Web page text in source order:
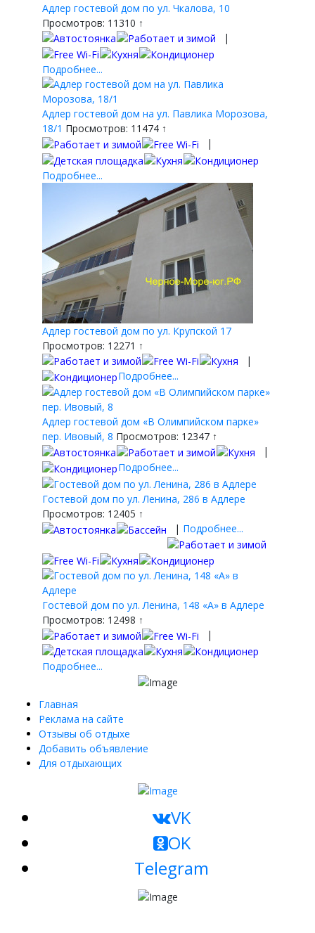
Адлер гостевой дом по ул. Чкалова, 10
Просмотров: 11310 ↑
|
Подробнее...
Адлер гостевой дом на ул. Павлика Морозова,
18/1 Просмотров: 11474 ↑
|
Подробнее...
Адлер гостевой дом по ул. Крупской 17
Просмотров: 12271 ↑
|
Подробнее...
Адлер гостевой дом «В Олимпийском парке»
пер. Ивовый, 8 Просмотров: 12347 ↑
|
Подробнее...
Гостевой дом по ул. Ленина, 286 в Адлере
Просмотров: 12405 ↑
| Подробнее...
Гостевой дом по ул. Ленина, 148 «А» в Адлере
Просмотров: 12498 ↑
|
Подробнее...
Главная
Реклама на сайте
Отзывы об отдыхе
Добавить объявление
Для отдыхающих
VK
OK
Telegram